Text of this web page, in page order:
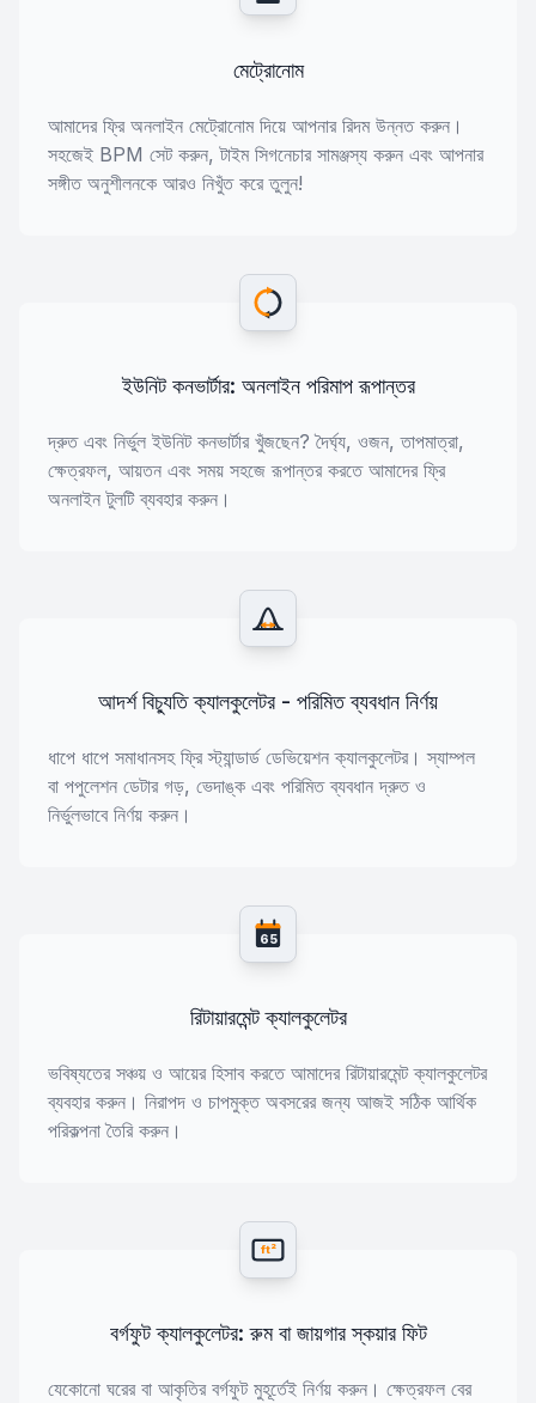
মেট্রোনোম
আমাদের ফ্রি অনলাইন মেট্রোনোম দিয়ে আপনার রিদম উন্নত করুন।
সহজেই BPM সেট করুন, টাইম সিগনেচার সামঞ্জস্য করুন এবং আপনার
সঙ্গীত অনুশীলনকে আরও নিখুঁত করে তুলুন!
ইউনিট কনভার্টার: অনলাইন পরিমাপ রূপান্তর
দ্রুত এবং নির্ভুল ইউনিট কনভার্টার খুঁজছেন? দৈর্ঘ্য, ওজন, তাপমাত্রা,
ক্ষেত্রফল, আয়তন এবং সময় সহজে রূপান্তর করতে আমাদের ফ্রি
অনলাইন টুলটি ব্যবহার করুন।
আদর্শ বিচ্যুতি ক্যালকুলেটর - পরিমিত ব্যবধান নির্ণয়
ধাপে ধাপে সমাধানসহ ফ্রি স্ট্যান্ডার্ড ডেভিয়েশন ক্যালকুলেটর। স্যাম্পল
বা পপুলেশন ডেটার গড়, ভেদাঙ্ক এবং পরিমিত ব্যবধান দ্রুত ও
নির্ভুলভাবে নির্ণয় করুন।
65
রিটায়ারমেন্ট ক্যালকুলেটর
ভবিষ্যতের সঞ্চয় ও আয়ের হিসাব করতে আমাদের রিটায়ারমেন্ট ক্যালকুলেটর
ব্যবহার করুন। নিরাপদ ও চাপমুক্ত অবসরের জন্য আজই সঠিক আর্থিক
পরিকল্পনা তৈরি করুন।
ft²
বর্গফুট ক্যালকুলেটর: রুম বা জায়গার স্কয়ার ফিট
যেকোনো ঘরের বা আকৃতির বর্গফুট মুহূর্তেই নির্ণয় করুন। ক্ষেত্রফল বের